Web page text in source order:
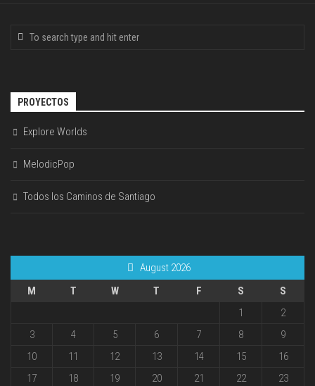
PROYECTOS
Explore Worlds
MelodicPop
Todos los Caminos de Santiago
August 2026
M
T W T F S
S
1
2
3
4 5 6 7 8
9
10
11 12 13 14 15
16
17
18 19 20 21 22
23